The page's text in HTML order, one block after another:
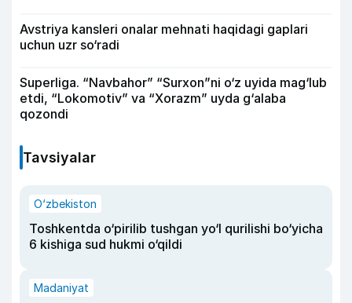
Avstriya kansleri onalar mehnati haqidagi gaplari
uchun uzr so‘radi
Superliga. “Navbahor” “Surxon”ni o‘z uyida mag‘lub
etdi, “Lokomotiv” va “Xorazm” uyda g‘alaba
qozondi
Tavsiyalar
O‘zbekiston
Toshkentda o‘pirilib tushgan yo‘l qurilishi bo‘yicha
6 kishiga sud hukmi o‘qildi
Madaniyat